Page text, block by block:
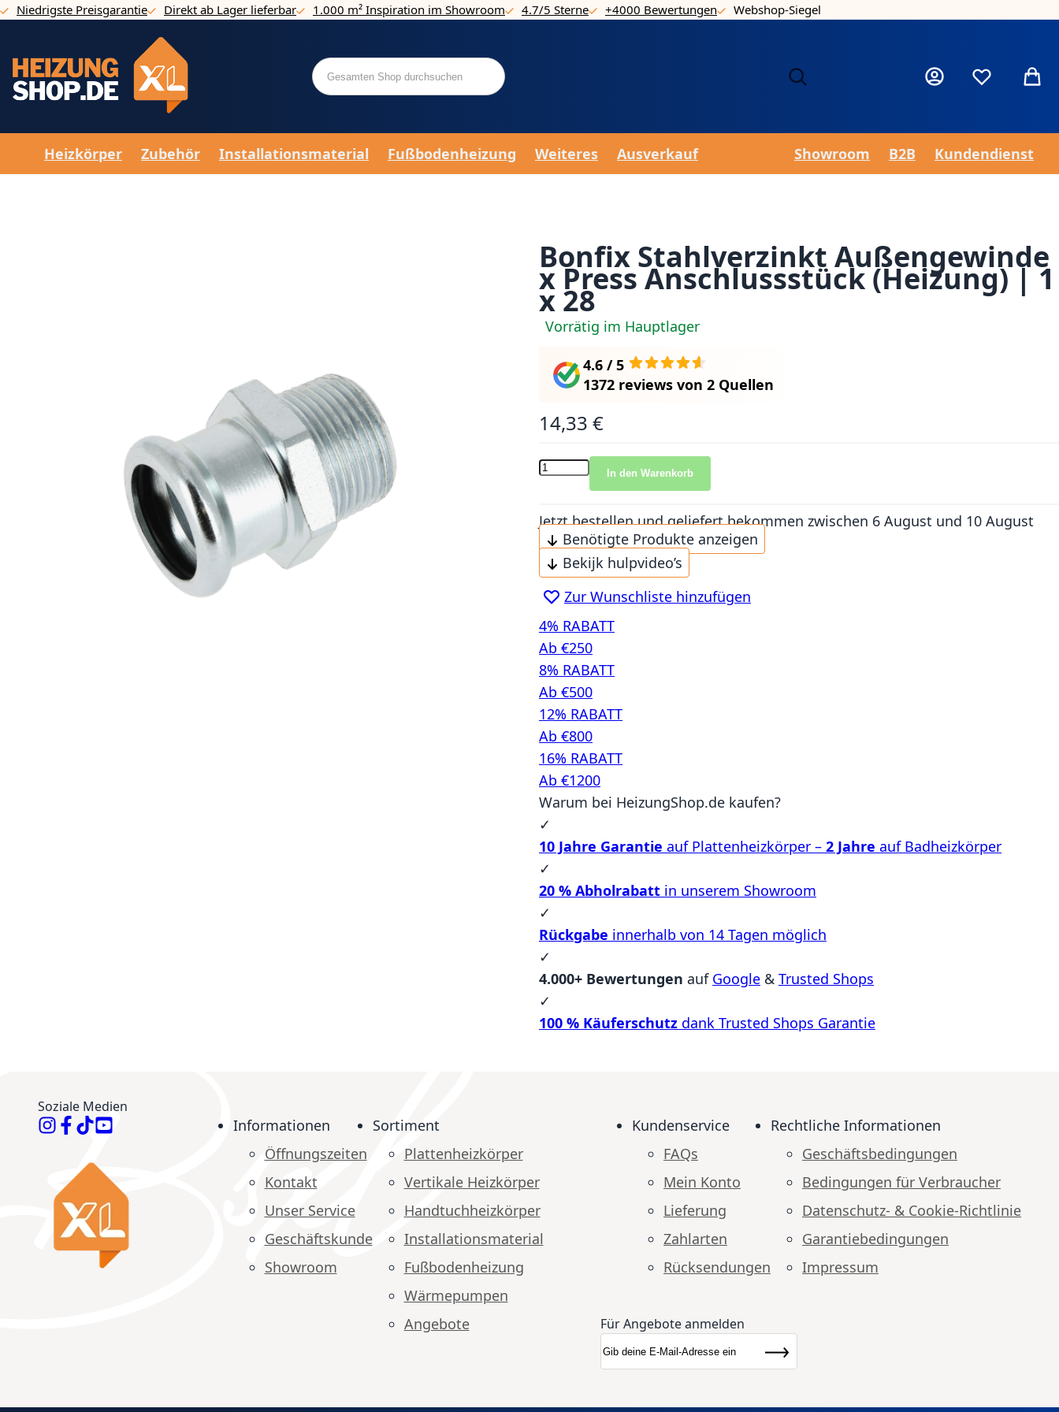
Direkt zum Inhalt
Niedrigste Preisgarantie Direkt ab Lager lieferbar 1.000 m² Inspiration im Showroom 4.7/5 Sterne +4000 Bewertungen Webshop-Siegel
Mein KontoWunschzettel
Mein
Heizkörper Zubehör Installationsmaterial Fußbodenheizung Weiteres Ausverkauf Showroom B2B Kundendienst
Bonfix Stahlverzinkt Außengewinde
x Press Anschlussstück (Heizung) | 1
x 28
Vorrätig im Hauptlager
4.6 / 5
1372 reviews von 2 Quellen
14,33 €
In den Warenkorb
Jetzt bestellen und geliefert bekommen zwischen 6 August und 10 August
Benötigte Produkte anzeigen
Bekijk hulpvideo’s
Zur Wunschliste hinzufügen
4% RABATT
Ab €250
8% RABATT
Ab €500
12% RABATT
Ab €800
16% RABATT
Ab €1200
Warum bei HeizungShop.de kaufen?
✓
10 Jahre Garantie auf Plattenheizkörper – 2 Jahre auf Badheizkörper
✓
20 % Abholrabatt in unserem Showroom
✓
Rückgabe innerhalb von 14 Tagen möglich
✓
4.000+ Bewertungen auf Google & Trusted Shops
✓
100 % Käuferschutz dank Trusted Shops Garantie
Soziale Medien
Informationen
Öffnungszeiten
Kontakt
Unser Service
Geschäftskunde
Showroom
Sortiment
Plattenheizkörper
Vertikale Heizkörper
Handtuchheizkörper
Installationsmaterial
Fußbodenheizung
Wärmepumpen
Angebote
Kundenservice
FAQs
Mein Konto
Lieferung
Zahlarten
Rücksendungen
Rechtliche Informationen
Geschäftsbedingungen
Bedingungen für Verbraucher
Datenschutz- & Cookie-Richtlinie
Garantiebedingungen
Impressum
Für Angebote anmelden
Newsletter
Abonnieren